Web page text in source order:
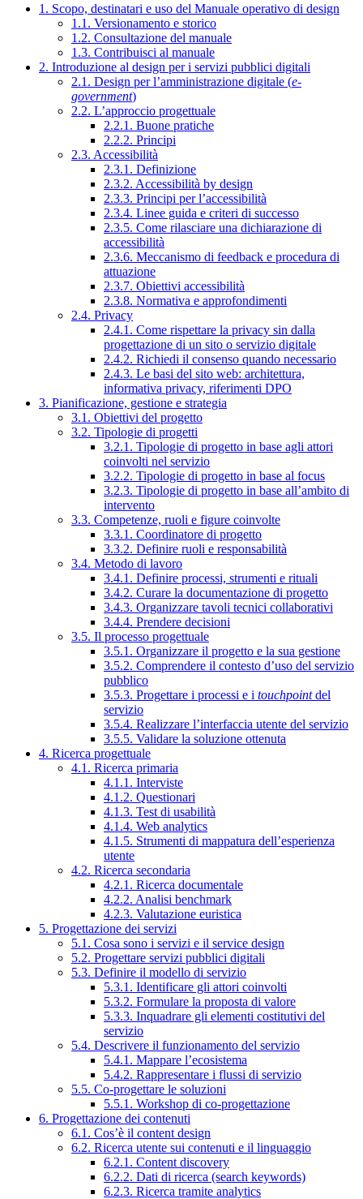
1. Scopo, destinatari e uso del Manuale operativo di design
1.1. Versionamento e storico
1.2. Consultazione del manuale
1.3. Contribuisci al manuale
2. Introduzione al design per i servizi pubblici digitali
2.1. Design per l’amministrazione digitale (e-
government)
2.2. L’approccio progettuale
2.2.1. Buone pratiche
2.2.2. Principi
2.3. Accessibilità
2.3.1. Definizione
2.3.2. Accessibilità by design
2.3.3. Principi per l’accessibilità
2.3.4. Linee guida e criteri di successo
2.3.5. Come rilasciare una dichiarazione di
accessibilità
2.3.6. Meccanismo di feedback e procedura di
attuazione
2.3.7. Obiettivi accessibilità
2.3.8. Normativa e approfondimenti
2.4. Privacy
2.4.1. Come rispettare la privacy sin dalla
progettazione di un sito o servizio digitale
2.4.2. Richiedi il consenso quando necessario
2.4.3. Le basi del sito web: architettura,
informativa privacy, riferimenti DPO
3. Pianificazione, gestione e strategia
3.1. Obiettivi del progetto
3.2. Tipologie di progetti
3.2.1. Tipologie di progetto in base agli attori
coinvolti nel servizio
3.2.2. Tipologie di progetto in base al focus
3.2.3. Tipologie di progetto in base all’ambito di
intervento
3.3. Competenze, ruoli e figure coinvolte
3.3.1. Coordinatore di progetto
3.3.2. Definire ruoli e responsabilità
3.4. Metodo di lavoro
3.4.1. Definire processi, strumenti e rituali
3.4.2. Curare la documentazione di progetto
3.4.3. Organizzare tavoli tecnici collaborativi
3.4.4. Prendere decisioni
3.5. Il processo progettuale
3.5.1. Organizzare il progetto e la sua gestione
3.5.2. Comprendere il contesto d’uso del servizio
pubblico
3.5.3. Progettare i processi e i touchpointdel
servizio
3.5.4. Realizzare l’interfaccia utente del servizio
3.5.5. Validare la soluzione ottenuta
4. Ricerca progettuale
4.1. Ricerca primaria
4.1.1. Interviste
4.1.2. Questionari
4.1.3. Test di usabilità
4.1.4. Web analytics
4.1.5. Strumenti di mappatura dell’esperienza
utente
4.2. Ricerca secondaria
4.2.1. Ricerca documentale
4.2.2. Analisi benchmark
4.2.3. Valutazione euristica
5. Progettazione dei servizi
5.1. Cosa sono i servizi e il service design
5.2. Progettare servizi pubblici digitali
5.3. Definire il modello di servizio
5.3.1. Identificare gli attori coinvolti
5.3.2. Formulare la proposta di valore
5.3.3. Inquadrare gli elementi costitutivi del
servizio
5.4. Descrivere il funzionamento del servizio
5.4.1. Mappare l’ecosistema
5.4.2. Rappresentare i flussi di servizio
5.5. Co-progettare le soluzioni
5.5.1. Workshop di co-progettazione
6. Progettazione dei contenuti
6.1. Cos’è il content design
6.2. Ricerca utente sui contenuti e il linguaggio
6.2.1. Content discovery
6.2.2. Dati di ricerca (search keywords)
6.2.3. Ricerca tramite analytics